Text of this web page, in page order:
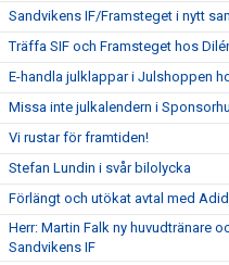
Sandvikens IF/Framsteget i nytt
Träffa SIF och Framsteget hos
E-handla julklappar i Julshoppen
Missa inte julkalendern i
Vi rustar för framtiden!
Stefan Lundin i svår bilolycka
Förlängt och utökat avtal med
Herr: Martin Falk ny huvudtränare
Sandvikens IF